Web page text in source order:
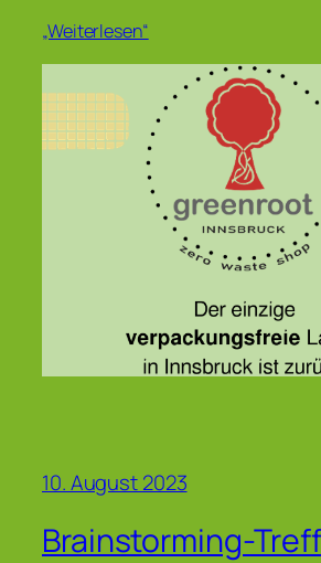
„Weiterlesen“
10. August 2023
Brainstorming-